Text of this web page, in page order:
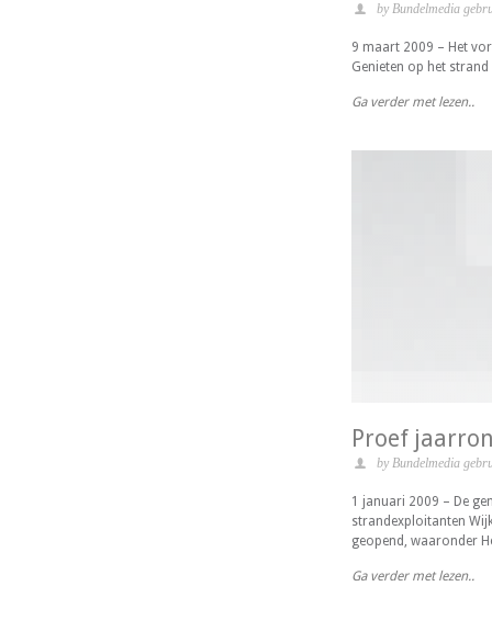
by Bundelmedia
9 maart 2009 – Het
Genieten op het
Ga verder met lezen..
Proef
by Bundelmedia
1 januari 2009 – De
strandexploitanten
geopend, waaronder
Ga verder met lezen..